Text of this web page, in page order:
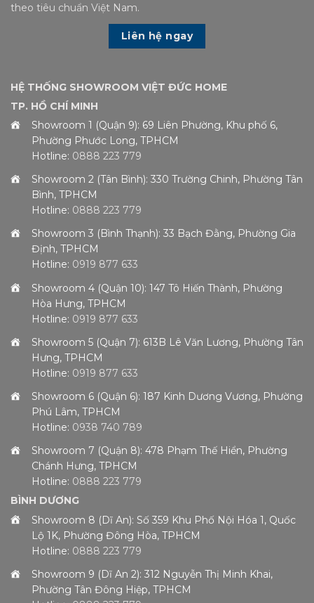
theo tiêu chuẩn Việt Nam.
Liên hệ ngay
HỆ THỐNG SHOWROOM VIỆT ĐỨC HOME
TP. HỒ CHÍ MINH
Showroom 1 (Quận 9): 69 Liên Phường, Khu phố 6,
Phường Phước Long, TPHCM
Hotline: 0888 223 779
Showroom 2 (Tân Bình): 330 Trường Chinh, Phường Tân
Bình, TPHCM
Hotline: 0888 223 779
Showroom 3 (Bình Thạnh): 33 Bạch Đằng, Phường Gia
Định, TPHCM
Hotline: 0919 877 633
Showroom 4 (Quận 10): 147 Tô Hiến Thành, Phường
Hòa Hưng, TPHCM
Hotline: 0919 877 633
Showroom 5 (Quận 7): 613B Lê Văn Lương, Phường Tân
Hưng, TPHCM
Hotline: 0919 877 633
Showroom 6 (Quận 6): 187 Kinh Dương Vương, Phường
Phú Lâm, TPHCM
Hotline: 0938 740 789
Showroom 7 (Quận 8): 478 Phạm Thế Hiển, Phường
Chánh Hưng, TPHCM
Hotline: 0888 223 779
BÌNH DƯƠNG
Showroom 8 (Dĩ An): Số 359 Khu Phố Nội Hóa 1, Quốc
Lộ 1K, Phường Đông Hòa, TPHCM
Hotline: 0888 223 779
Showroom 9 (Dĩ An 2): 312 Nguyễn Thị Minh Khai,
Phường Tân Đông Hiệp, TPHCM